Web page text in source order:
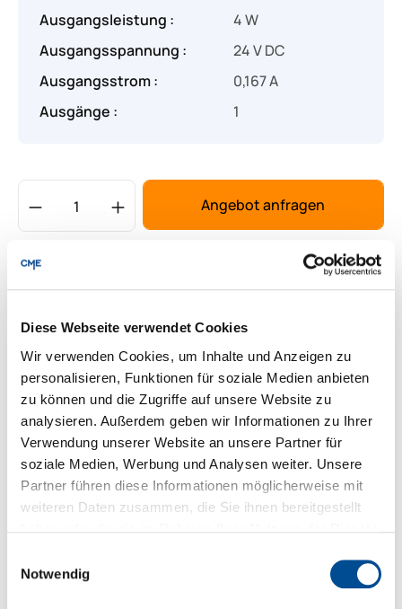
Diese Webseite verwendet Cookies
Wir verwenden Cookies, um Inhalte und Anzeigen zu
personalisieren, Funktionen für soziale Medien anbieten
zu können und die Zugriffe auf unsere Website zu
analysieren. Außerdem geben wir Informationen zu Ihrer
Verwendung unserer Website an unsere Partner für
soziale Medien, Werbung und Analysen weiter. Unsere
Partner führen diese Informationen möglicherweise mit
weiteren Daten zusammen, die Sie ihnen bereitgestellt
Notwendig
Lieferung & Rücksendungen
Per E-mail versenden
Ausgangsleistung :
4 W
Ausgangsspannung :
24 V DC
Ausgangsstrom :
0,167 A
Ausgänge :
1
Produkt Anzahl: Gib den gewünschten
Angebot anfragen
Downloads zum Produkt
Fragen zum Produkt
Sie haben Fragen zum Produkt?